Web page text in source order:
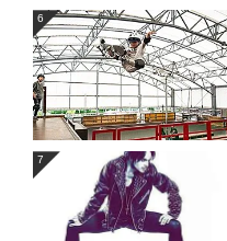
6
7